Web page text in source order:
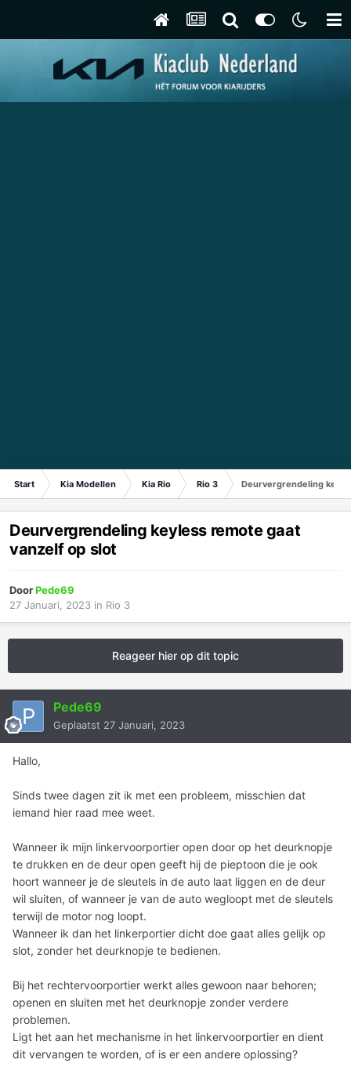
Start Kia Modellen Kia Rio Rio 3 Deurvergrendeling
Deurvergrendeling keyless remote gaat
vanzelf op slot
DoorPede69
27 Januari, 2023 in Rio 3
Reageer hier op dit topic
Pede69
Geplaatst 27 Januari, 2023
Hallo,
Sinds twee dagen zit ik met een probleem, misschien dat
iemand hier raad mee weet.
Wanneer ik mijn linkervoorportier open door op het deurknopje
te drukken en de deur open geeft hij de pieptoon die je ook
hoort wanneer je de sleutels in de auto laat liggen en de deur
wil sluiten, of wanneer je van de auto wegloopt met de sleutels
terwijl de motor nog loopt.
Wanneer ik dan het linkerportier dicht doe gaat alles gelijk op
slot, zonder het deurknopje te bedienen.
Bij het rechtervoorportier werkt alles gewoon naar behoren;
openen en sluiten met het deurknopje zonder verdere
problemen.
Ligt het aan het mechanisme in het linkervoorportier en dient
dit vervangen te worden, of is er een andere oplossing?